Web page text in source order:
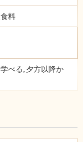
料
べる, 夕方以降か